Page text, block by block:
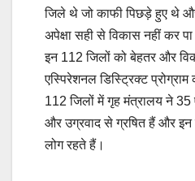
जिले थे जो काफी पिछड़े हुए थे
अपेक्षा सही से विकास नहीं कर
इन 112 जिलों को बेहतर और
एस्पिरेशनल डिस्ट्रिक्ट
112 जिलों में गृह मंत्रालय ने
और उग्रवाद से ग्रषित हैं और इन
लोग रहते हैं।